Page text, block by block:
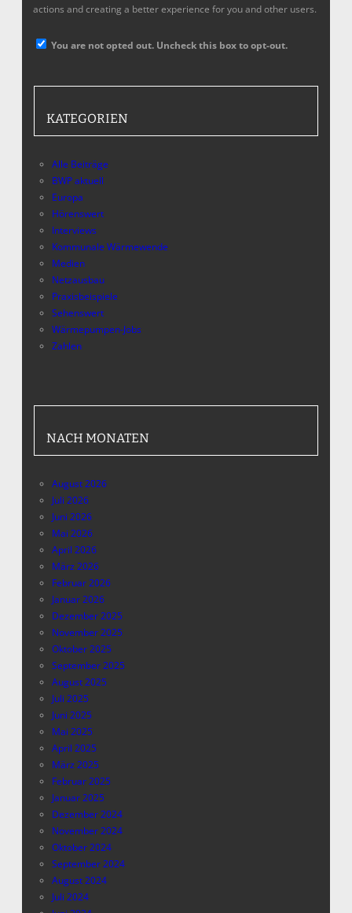
actions and creating a better experience for you and other users.
You are not opted out. Uncheck this box to opt-out.
KATEGORIEN
Alle Beiträge
BWP aktuell
Europa
Hörenswert
Interviews
Kommunale Wärmewende
Medien
Netzausbau
Praxisbeispiele
Sehenswert
Wärmepumpen-Jobs
Zahlen
NACH MONATEN
August 2026
Juli 2026
Juni 2026
Mai 2026
April 2026
März 2026
Februar 2026
Januar 2026
Dezember 2025
November 2025
Oktober 2025
September 2025
August 2025
Juli 2025
Juni 2025
Mai 2025
April 2025
März 2025
Februar 2025
Januar 2025
Dezember 2024
November 2024
Oktober 2024
September 2024
August 2024
Juli 2024